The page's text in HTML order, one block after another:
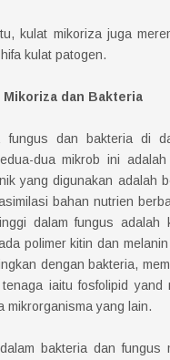
kulat mikoriza juga
kulat patogen.
dan Bakteria
fungus dan bakteria di
dua mikrob ini
yang digunakan adalah
bahan nutrien
dalam fungus adalah
polimer kitin dan
dengan bakteria,
iaitu fosfolipid yand
mikrorganisma yang lain.
bakteria dan fungus